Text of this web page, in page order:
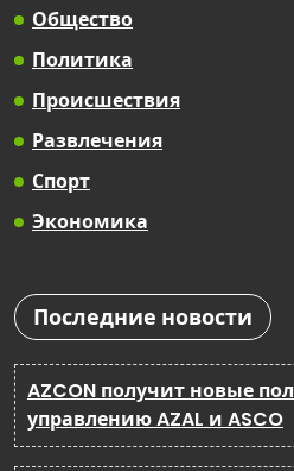
Общество
Политика
Происшествия
Развлечения
Спорт
Экономика
Последние новости
AZCON получит новые
управлению AZAL и ASCO